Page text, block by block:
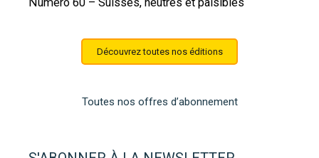
Découvrez toutes nos éditions
Toutes nos offres d’abonnement